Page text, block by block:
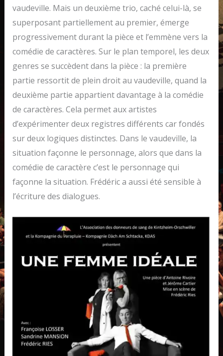
vaudeville. Mais un deuxième trio, caché celui-là, se
superposant partiellement au premier, émerge
progressivement durant la pièce et l’emmène vers la
comédie de caractères. Sur le plan temporel, les deux
genres se succèdent dans la pièce : la première
partie ressortit de plein droit au vaudeville, quand la
deuxième partie appartient davantage à la comédie
de caractères. Cela permet aux artistes
d’expérimenter deux registres différents car fondés
sur deux logiques distinctes. Dans le vaudeville, la
situation façonne le personnage, alors que dans la
comédie de caractère c’est le personnage qui
façonne la situation. Frédéric a aussi été sensible à
l’écriture des dialogues.